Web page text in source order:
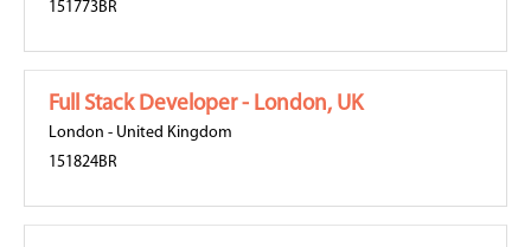
151773BR
Full Stack Developer - London, UK
London - United Kingdom
151824BR